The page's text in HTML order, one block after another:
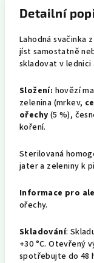
Detailní
Lahodná svačinka
jíst samostatně
skladovat v lednici
Složení: hovězí
zelenina (mrkev,
ořechy (5 %),
koření.
Sterilovaná
jater a zeleniny k
Informace pro
ořechy.
Skladování:
+30 °C. Otevřený
spotřebujte do 48